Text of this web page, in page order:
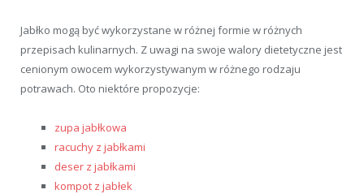
Jabłko mogą być wykorzystane w różnej formie w różnych
przepisach kulinarnych. Z uwagi na swoje walory dietetyczne jest
cenionym owocem wykorzystywanym w różnego rodzaju
potrawach. Oto niektóre propozycje:
zupa jabłkowa
racuchy z jabłkami
deser z jabłkami
kompot z jabłek